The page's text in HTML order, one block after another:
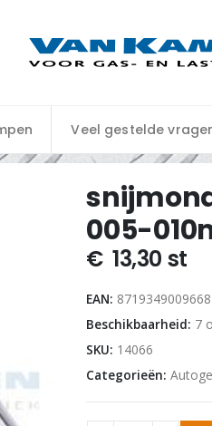
Veel gestelde
005-
€ 13,30 st
EAN: 8719349009668
Beschikbaarheid: 7
SKU: 14066
Categorieën: